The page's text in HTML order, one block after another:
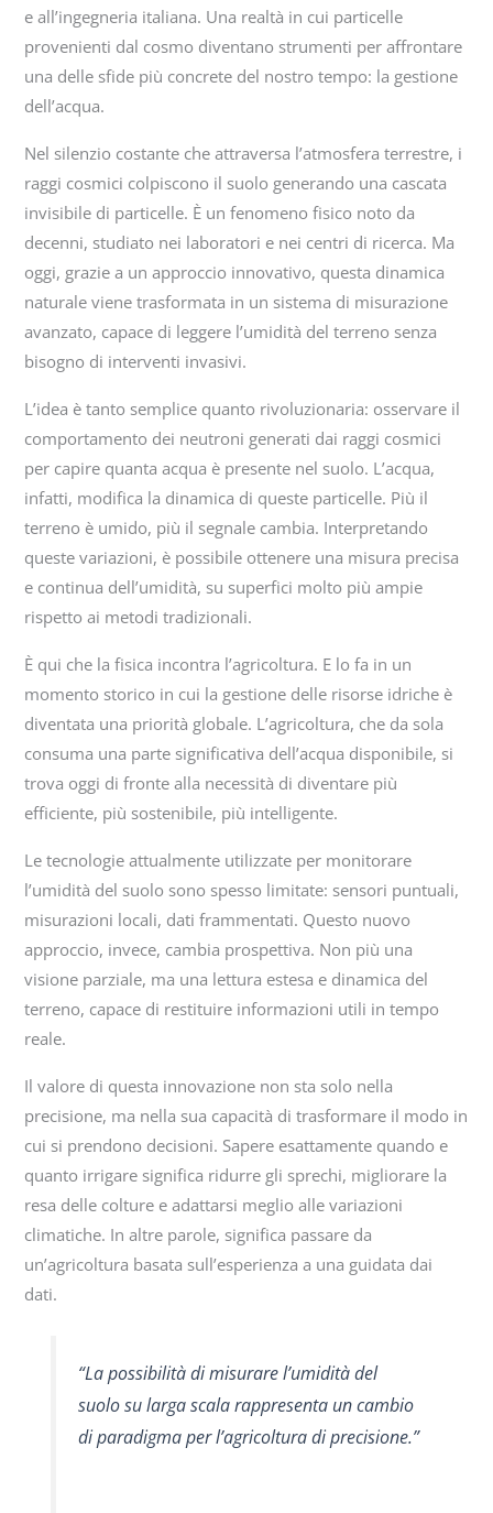
e all’ingegneria italiana. Una realtà in cui particelle
provenienti dal cosmo diventano strumenti per affrontare
una delle sfide più concrete del nostro tempo: la gestione
dell’acqua.
Nel silenzio costante che attraversa l’atmosfera terrestre, i
raggi cosmici colpiscono il suolo generando una cascata
invisibile di particelle. È un fenomeno fisico noto da
decenni, studiato nei laboratori e nei centri di ricerca. Ma
oggi, grazie a un approccio innovativo, questa dinamica
naturale viene trasformata in un sistema di misurazione
avanzato, capace di leggere l’umidità del terreno senza
bisogno di interventi invasivi.
L’idea è tanto semplice quanto rivoluzionaria: osservare il
comportamento dei neutroni generati dai raggi cosmici
per capire quanta acqua è presente nel suolo. L’acqua,
infatti, modifica la dinamica di queste particelle. Più il
terreno è umido, più il segnale cambia. Interpretando
queste variazioni, è possibile ottenere una misura precisa
e continua dell’umidità, su superfici molto più ampie
rispetto ai metodi tradizionali.
È qui che la fisica incontra l’agricoltura. E lo fa in un
momento storico in cui la gestione delle risorse idriche è
diventata una priorità globale. L’agricoltura, che da sola
consuma una parte significativa dell’acqua disponibile, si
trova oggi di fronte alla necessità di diventare più
efficiente, più sostenibile, più intelligente.
Le tecnologie attualmente utilizzate per monitorare
l’umidità del suolo sono spesso limitate: sensori puntuali,
misurazioni locali, dati frammentati. Questo nuovo
approccio, invece, cambia prospettiva. Non più una
visione parziale, ma una lettura estesa e dinamica del
terreno, capace di restituire informazioni utili in tempo
reale.
Il valore di questa innovazione non sta solo nella
precisione, ma nella sua capacità di trasformare il modo in
cui si prendono decisioni. Sapere esattamente quando e
quanto irrigare significa ridurre gli sprechi, migliorare la
resa delle colture e adattarsi meglio alle variazioni
climatiche. In altre parole, significa passare da
un’agricoltura basata sull’esperienza a una guidata dai
dati.
“La possibilità di misurare l’umidità del
suolo su larga scala rappresenta un cambio
di paradigma per l’agricoltura di precisione.”